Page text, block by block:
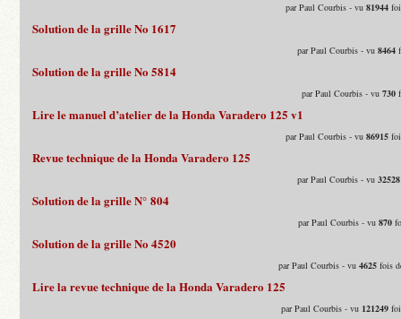
par Paul Courbis - vu81944
Solution de la grille No 1617
par Paul Courbis - vu8464
Solution de la grille No 5814
par Paul Courbis - vu730
Lire le manuel d’atelier de la Honda Varadero 125 v1
par Paul Courbis - vu86915
Revue technique de la Honda Varadero 125
par Paul Courbis - vu32528
Solution de la grille N° 804
par Paul Courbis - vu870
Solution de la grille No 4520
par Paul Courbis - vu4625 fois
Lire la revue technique de la Honda Varadero 125
par Paul Courbis - vu 121249